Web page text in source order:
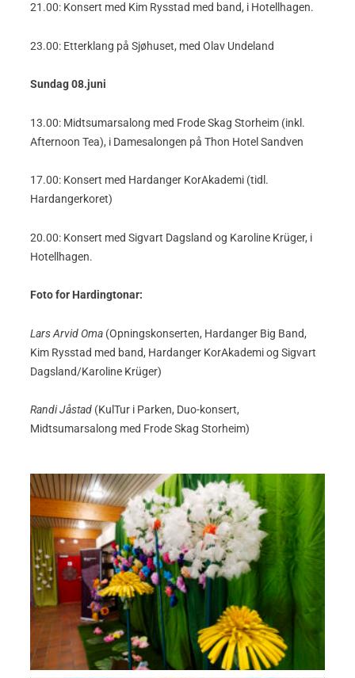
21.00: Konsert med Kim Rysstad med band, i Hotellhagen.
23.00: Etterklang på Sjøhuset, med Olav Undeland
Sundag 08.juni
13.00: Midtsumarsalong med Frode Skag Storheim (inkl.
Afternoon Tea), i Damesalongen på Thon Hotel Sandven
17.00: Konsert med Hardanger KorAkademi (tidl.
Hardangerkoret)
20.00: Konsert med Sigvart Dagsland og Karoline Krüger, i
Hotellhagen.
Foto for Hardingtonar:
Lars Arvid Oma (Opningskonserten, Hardanger Big Band,
Kim Rysstad med band, Hardanger KorAkademi og Sigvart
Dagsland/Karoline Krüger)
Randi Jåstad (KulTur i Parken, Duo-konsert,
Midtsumarsalong med Frode Skag Storheim)